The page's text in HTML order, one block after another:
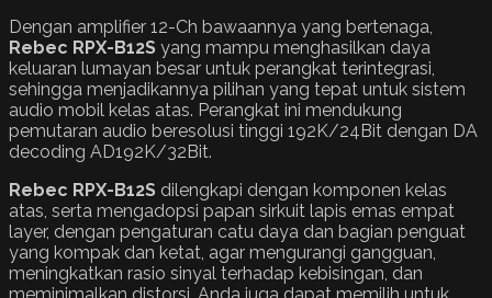
Dengan amplifier 12-Ch bawaannya yang bertenaga,
Rebec RPX-B12S yang mampu menghasilkan daya
keluaran lumayan besar untuk perangkat terintegrasi,
sehingga menjadikannya pilihan yang tepat untuk sistem
audio mobil kelas atas. Perangkat ini mendukung
pemutaran audio beresolusi tinggi 192K/24Bit dengan DA
decoding AD192K/32Bit.
Rebec RPX-B12S dilengkapi dengan komponen kelas
atas, serta mengadopsi papan sirkuit lapis emas empat
layer, dengan pengaturan catu daya dan bagian penguat
yang kompak dan ketat, agar mengurangi gangguan,
meningkatkan rasio sinyal terhadap kebisingan, dan
meminimalkan distorsi. Anda juga dapat memilih untuk